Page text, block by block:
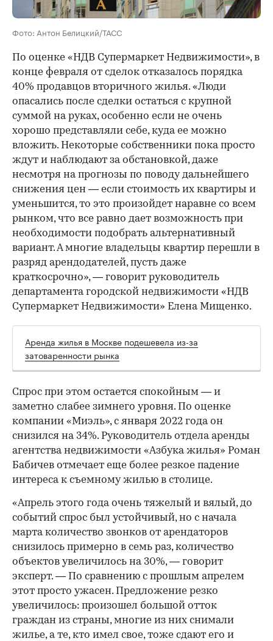
Фото: Антон Белицкий/ТАСС
По оценке «НДВ Супермаркет Недвижимости», в
конце февраля от сделок отказалось порядка
40% продавцов вторичного жилья. «Люди
опасались после сделки остаться с крупной
суммой на руках, особенно если не очень
хорошо представляли себе, куда ее можно
вложить. Некоторые собственники пока просто
ждут и наблюдают за обстановкой, даже
несмотря на прогнозы по поводу дальнейшего
снижения цен — если стоимость их квартиры и
уменьшится, то это произойдет наравне со всем
рынком, что все равно дает возможность при
необходимости подобрать альтернативный
вариант. А многие владельцы квартир перешли в
разряд арендодателей, пусть даже
краткосрочно», — говорит руководитель
департамента городской недвижимости «НДВ
Супермаркет Недвижимости» Елена Мищенко.
Аренда жилья в Москве подешевела из-за
затоваренности рынка
Спрос при этом остается спокойным — и
заметно слабее зимнего уровня. По оценке
компании «Миэль», с января 2022 года он
снизился на 34%. Руководитель отдела аренды
агентства недвижимости «Азбука жилья» Роман
Бабичев отмечает еще более резкое падение
интереса к съемному жилью в столице.
«Апрель этого года очень тяжелый и вялый, до
событий спрос был устойчивый, но с начала
марта количество звонков от арендаторов
снизилось примерно в семь раз, количество
объектов увеличилось на 30%, — говорит
эксперт. — По сравнению с прошлым апрелем
этот просто ужасен. Предложение резко
увеличилось: произошел большой отток
граждан из страны, многие из них снимали
жилье, а те, кто имел свое, тоже сдают его и